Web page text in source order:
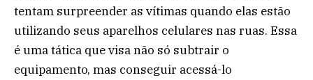
tentam surpreender as vítimas quando elas estão
utilizando seus aparelhos celulares nas ruas. Essa
é uma tática que visa não só subtrair o
equipamento, mas conseguir acessá-lo